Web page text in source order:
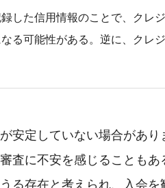
した信用情報のことで、クレ
る可能性がある。逆に、クレ
安定していない場合があ
査に不安を感じることもあ
る存在と考えられ、入会